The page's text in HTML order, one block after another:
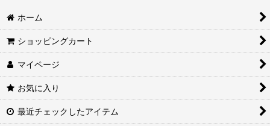
ホーム
ショッピングカート
マイページ
お気に入り
最近チェックしたアイテム